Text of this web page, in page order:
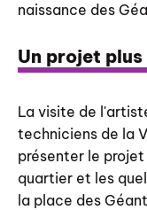
naissance des
Un projet
La visite de
techniciens de la
présenter le
quartier et les
la place des